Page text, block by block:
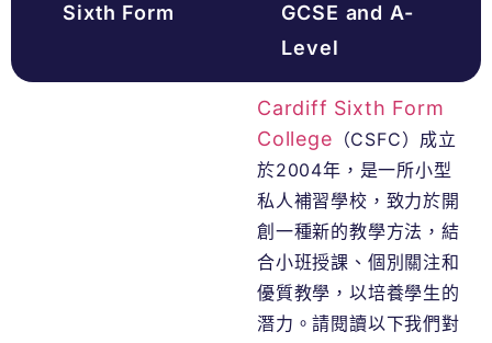
Sixth Form
GCSE and A-
Level
Cardiff Sixth Form
College （CSFC）成立
於2004年，是一所小型
私人補習學校，致力於開
創一種新的教學方法，結
合小班授課、個別關注和
優質教學，以培養學生的
潛力。請閱讀以下我們對